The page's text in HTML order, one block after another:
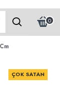
0
ÇOK SATAN